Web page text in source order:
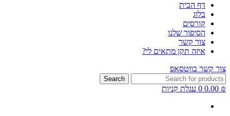
דף הבית
בלוג
קורסים
הסיפור שלנו
צור קשר
איזה תקן מתאים לי?
צור קשר בווטסאפ
Search
0.00 ₪
0 עגלת קניות